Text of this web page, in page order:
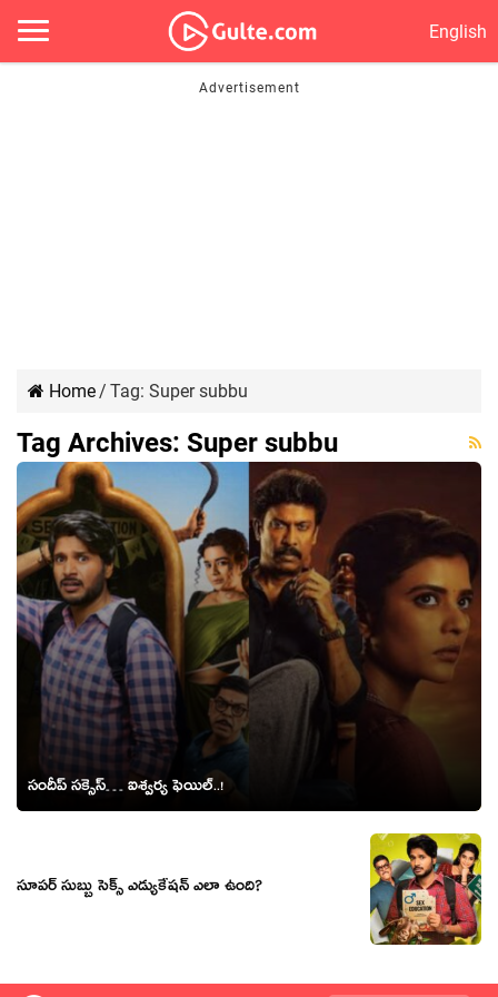
English
Home/ Tag: Super subbu
Tag Archives: Super subbu
సందీప్ సక్సెస్… ఐశ్వర్య ఫెయిల్..!
సూపర్ సుబ్బు సెక్స్ ఎడ్యుకేషన్ ఎలా ఉంది?